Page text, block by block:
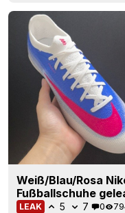
Weiß/Blau/Rosa
Fußballschuhe
LEAK 5 7 0